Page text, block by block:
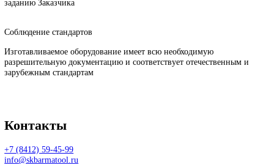
Гарантийные обязательства
Мы предлагаем расширенный гарантийный период на всё
оборудование, а также постгарантийное обслуживание на
Заказчика
Нестандартные решения